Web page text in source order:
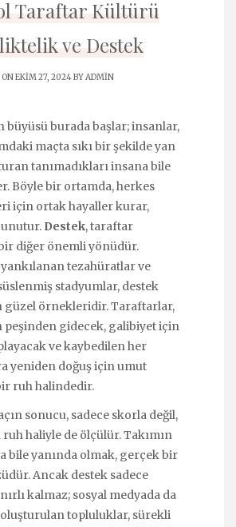
Taraftar Kültürü
ve Destek
ON EKIM 27, 2024 BYADMIN
büyüsü burada başlar; insanlar,
maçta sıkı bir şekilde yan
tanımadıkları insana bile
Böyle bir ortamda, herkes
için ortak hayaller kurar,
unutur. Destek, taraftar
diğer önemli yönüdür.
tezahüratlar ve
stadyumlar, destek
güzel örnekleridir. Taraftarlar,
peşinden gidecek, galibiyet için
ve kaybedilen her
yeniden doğuş için umut
ruh halindedir.
sonucu, sadece skorla değil,
haliyle de ölçülür. Takımın
bile yanında olmak, gerçek bir
Ancak destek sadece
kalmaz; sosyal medyada da
oluşturulan topluluklar, sürekli